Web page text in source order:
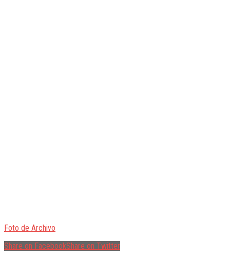
Foto de Archivo
Share on FacebookShare on Twitter